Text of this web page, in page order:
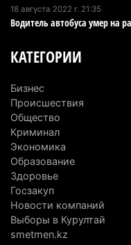
Партия «Әділет»
рабочих мест
В Алматинской
председателя
4 августа 2026 г. 14:29
В Алматинской
потушить пожар в
4 августа 2026 г. 13:02
18 августа 2022 г. 21:35
Водитель автобуса умер на
КАТЕГОРИИ
Бизнес
Происшествия
Общество
Криминал
Экономика
Образование
Здоровье
Госзакуп
Новости компаний
Выборы в Курултай
smetmen.kz